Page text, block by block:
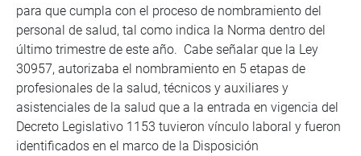
para que cumpla con el proceso de nombramiento del
personal de salud, tal como indica la Norma dentro del
último trimestre de este año. Cabe señalar que la Ley
30957, autorizaba el nombramiento en 5 etapas de
profesionales de la salud, técnicos y auxiliares y
asistenciales de la salud que a la entrada en vigencia del
Decreto Legislativo 1153 tuvieron vínculo laboral y fueron
identificados en el marco de la Disposición